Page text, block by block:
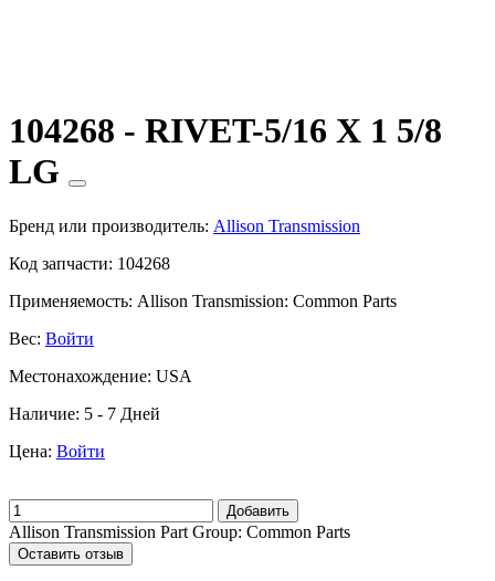
104268 - RIVET-5/16 X 1 5/8
LG
Бренд или производитель: Allison Transmission
Код запчасти: 104268
Применяемость: Allison Transmission: Common Parts
Вес: Войти
Местонахождение: USA
Наличие: 5 - 7 Дней
Цена: Войти
Добавить
Allison Transmission Part Group: Common Parts
Оставить отзыв